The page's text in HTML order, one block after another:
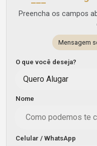
Preencha os campos
Mensagem
O que você deseja?
Quero Alugar
Nome
Celular / WhatsApp